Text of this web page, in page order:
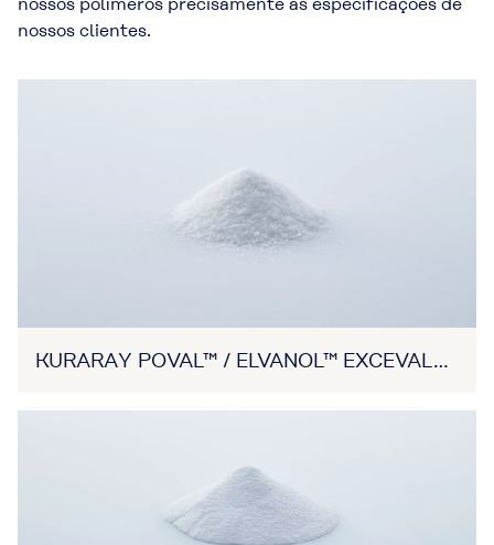
nossos clientes.
KURARAY POVAL™ / ELVANOL™ EXCEVAL™ /